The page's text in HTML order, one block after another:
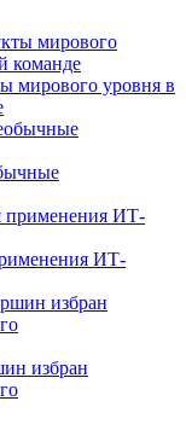
мирового уровня в
ИТ-
избран